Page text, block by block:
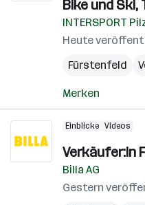
Bike und Ski,
INTERSPORT
Heute
Fürstenfeld
Merken
Einblicke Videos
Verkäufer:in
Billa AG
Gestern